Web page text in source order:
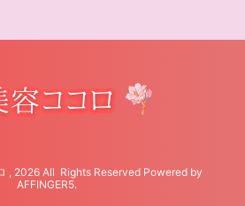
, 2026 All Rights Reserved Powered by
AFFINGER5.